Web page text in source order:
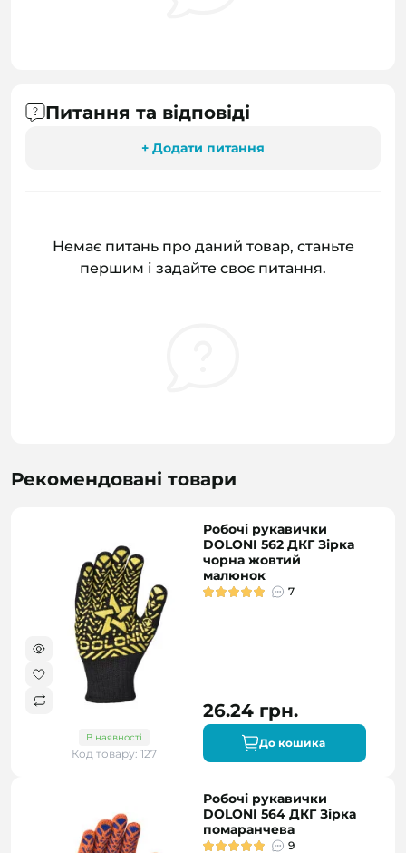
Питання та відповіді
+ Додати питання
Немає питань про даний товар, станьте
першим і задайте своє питання.
Рекомендовані товари
В наявності
Код товару: 127
Робочі рукавички
DOLONI 562 ДКГ Зірка
чорна жовтий
малюнок
7
26.24 грн.
До кошика
Робочі рукавички
DOLONI 564 ДКГ Зірка
помаранчева
9